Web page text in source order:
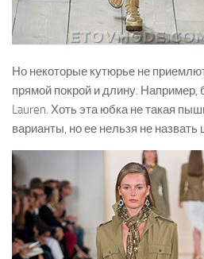
Но некоторые кутюрье не
прямой покрой и длину. Например,
Lauren. Хоть эта юбка не такая
варианты, но ее нельзя не назвать